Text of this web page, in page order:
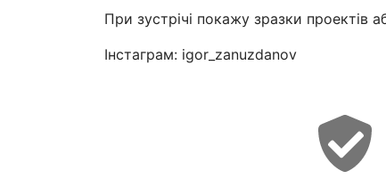
При зустрічі покажу зразки проектів
Інстаграм: igor_zanuzdanov